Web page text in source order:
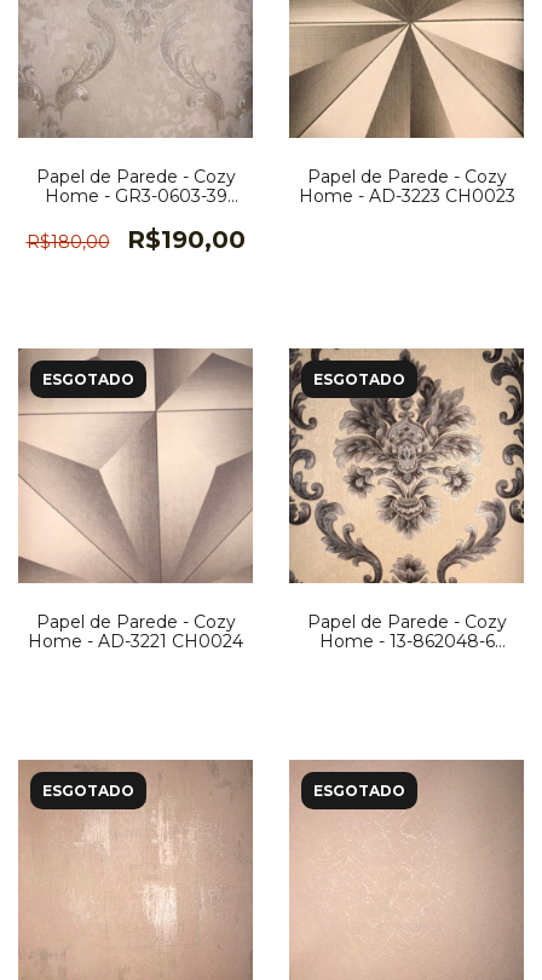
Papel de Parede - Cozy
Home - GR3-0603-39
R$180,00
R$190,00
Papel de Parede - Cozy
Home - AD-3223 CH0023
ESGOTADO
Papel de Parede - Cozy
Home - AD-3221 CH0024
ESGOTADO
Papel de Parede - Cozy
Home - 13-862048-6
ESGOTADO ESGOTADO